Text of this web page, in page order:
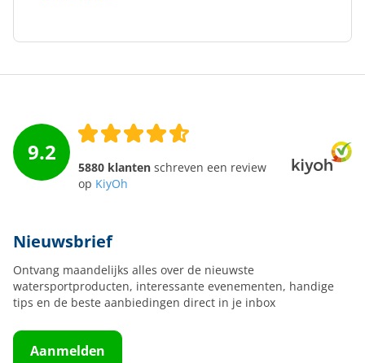
9.2
5880 klanten schreven een review
op KiyOh
Nieuwsbrief
Ontvang maandelijks alles over de nieuwste
watersportproducten, interessante evenementen, handige
tips en de beste aanbiedingen direct in je inbox
Aanmelden